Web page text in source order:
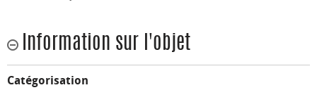
Information sur l'objet
Catégorisation